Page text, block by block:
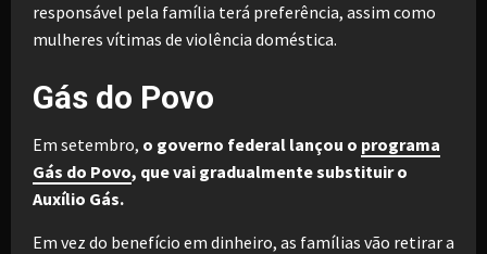
responsável pela família terá preferência, assim como
mulheres vítimas de violência doméstica.
Gás do Povo
Em setembro, o governo federal lançou o programa
Gás do Povo, que vai gradualmente substituir o
Auxílio Gás.
Em vez do benefício em dinheiro, as famílias vão retirar a